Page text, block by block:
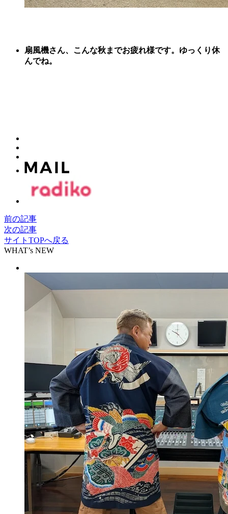
扇風機さん、こんな秋までお疲れ様です。ゆっくり休
んでね。
前の記事
次の記事
サイトTOPへ戻る
WHAT’s NEW